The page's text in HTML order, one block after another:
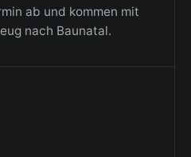
ab und kommen mit
nach Baunatal.